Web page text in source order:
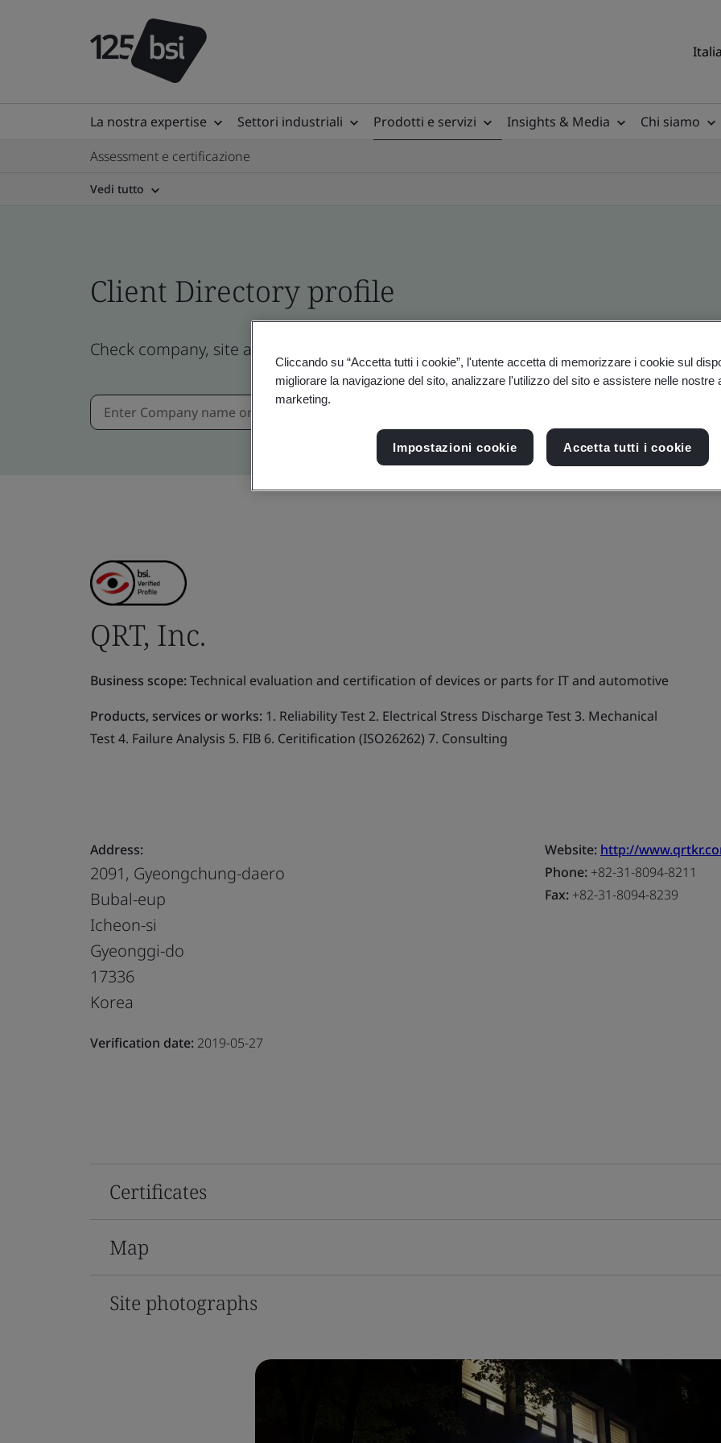
La nostra expertise Settori industriali Prodotti e servizi Insights & Media
Chi siamo
Assessment e certificazione
Vedi tutto
Client Directory profile
Check company, site and product certificates - Validation and Verification
QRT, Inc.
Business scope:Technical evaluation and certification of devices or parts for IT and automotive
Products, services or works: 1. Reliability Test 2. Electrical Stress Discharge Test 3. Mechanical
Test 4. Failure Analysis 5. FIB 6. Ceritification (ISO26262) 7. Consulting
Address:
2091, Gyeongchung-daero
Bubal-eup
Icheon-si
Gyeonggi-do
17336
Korea
Verification date: 2019-05-27
Website: http://
Phone: +82-31-8094-8211
Fax: +82-31-8094-8239
Certificates
Map
Site photographs
Cliccando su “Accetta tutti i cookie”, l'utente accetta di memorizzare i cookie sul
migliorare la navigazione del sito, analizzare l'utilizzo del sito e assistere nelle nostre
marketing.
Impostazioni cookie Accetta tutti i cookie